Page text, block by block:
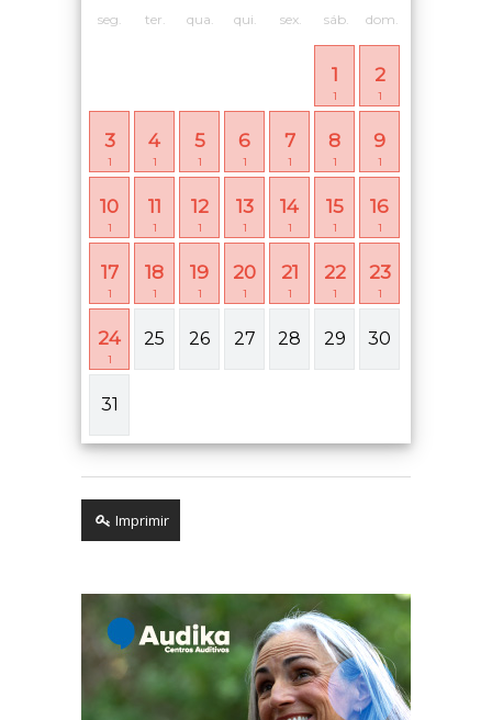
seg. ter. qua. qui. sex. sáb. dom.
1
1
2
1
3
1
4
1
5
1
6
1
7
1
8
1
9
1
10
1
11
1
12
1
13
1
14
1
15
1
16
1
17
1
18
1
19
1
20
1
21
1
22
1
23
1
24
1
25 26 27 28 29 30
31
Imprimir